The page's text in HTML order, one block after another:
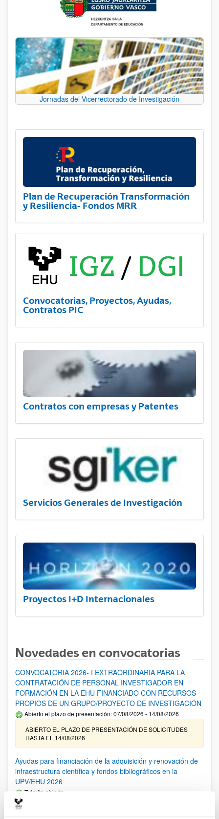
Jornadas del Vicerrectorado de Investigación
Plan de Recuperación Transformación
y Resiliencia- Fondos MRR
Convocatorias, Proyectos, Ayudas,
Contratos PIC
Contratos con empresas y Patentes
Servicios Generales de Investigación
Proyectos I+D Internacionales
Novedades en convocatorias
CONVOCATORIA 2026- I EXTRAORDINARIA PARA LA
CONTRATACIÓN DE PERSONAL INVESTIGADOR EN
FORMACIÓN EN LA EHU FINANCIADO CON RECURSOS
PROPIOS DE UN GRUPO/PROYECTO DE INVESTIGACIÓN
Abierto el plazo de presentación: 07/08/2026 - 14/08/2026
ABIERTO EL PLAZO DE PRESENTACIÓN DE SOLICITUDES
HASTA EL 14/08/2026
Ayudas para financiación de la adquisición y renovación de
infraestructura científica y fondos bibliográficos en la
UPV/EHU 2026
Trámite abierto
solicitudes admitidas y excluidas. 23/03/2026: Relación